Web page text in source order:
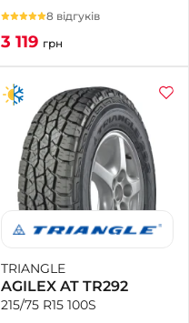
8 відгуків
3 119 грн
TRIANGLE
AGILEX AT TR292
215/75 R15 100S